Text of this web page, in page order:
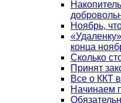
Ноябрь,
конца
Сколько
Принят
Все о ККТ
Начинаем